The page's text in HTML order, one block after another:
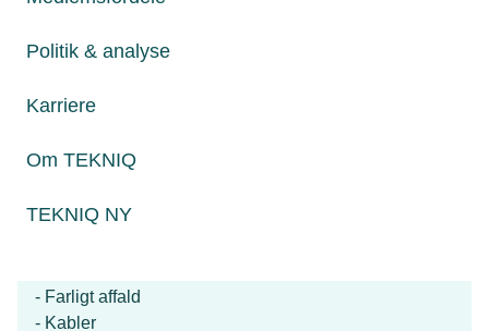
Politik & analyse
Karriere
Om TEKNIQ
TEKNIQ NY
13 fraktioner affald hos El-Gården
- Træ
- Elektronik
- Hårdt plast
- Farligt affald
- Kabler